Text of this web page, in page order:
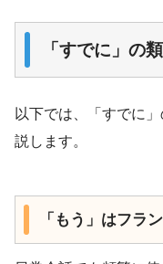
「すでに」の
以下では、「すでに
説します。
「もう」はフラ